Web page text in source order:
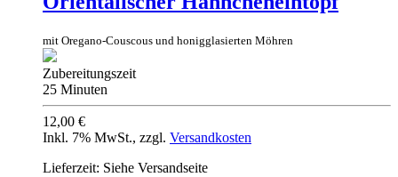
mit Oregano-Couscous und honigglasierten Möhren
Zubereitungszeit
25 Minuten
12,00 €
Inkl. 7% MwSt., zzgl. Versandkosten
Lieferzeit: Siehe Versandseite